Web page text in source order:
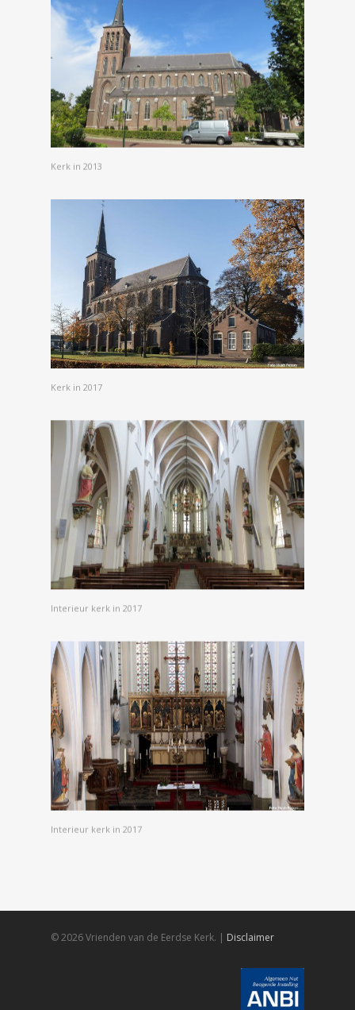
Kerk in 2013
Kerk in 2017
Interieur kerk in 2017
Interieur kerk in 2017
© 2026 Vrienden van de Eerdse Kerk. | Disclaimer